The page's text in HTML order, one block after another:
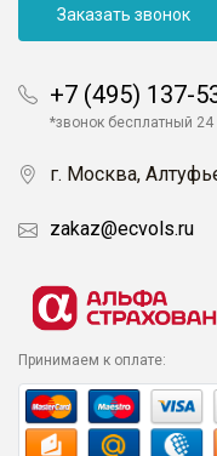
Заказать звонок
+7 (495) 137-
*звонок бесплатный 24
г. Москва,
zakaz@ecvols.ru
Принимаем к оплате: